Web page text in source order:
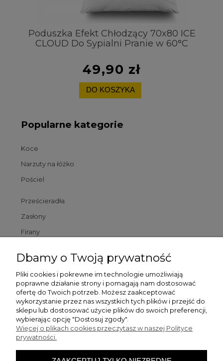
Poduszka Efekt Chłodzący 70x80 ICE
CLOUD Do Sypialni Pranie w 60°C
49,90 zł
DO KOSZYKA
Popularne kategorie
Koce
Narzuty na łóżko
Pościel
Prześcieradła
Zasłony
Firany
Poszewki
Dywaniki łazienkowe
Pomoc
Dbamy o Twoją prywatność
Pliki cookies i pokrewne im technologie umożliwiają
poprawne działanie strony i pomagają nam dostosować
ofertę do Twoich potrzeb. Możesz zaakceptować
wykorzystanie przez nas wszystkich tych plików i przejść do
sklepu lub dostosować użycie plików do swoich preferencji,
wybierając opcję "Dostosuj zgody".
Więcej o plikach cookies przeczytasz w naszej Polityce
prywatności.